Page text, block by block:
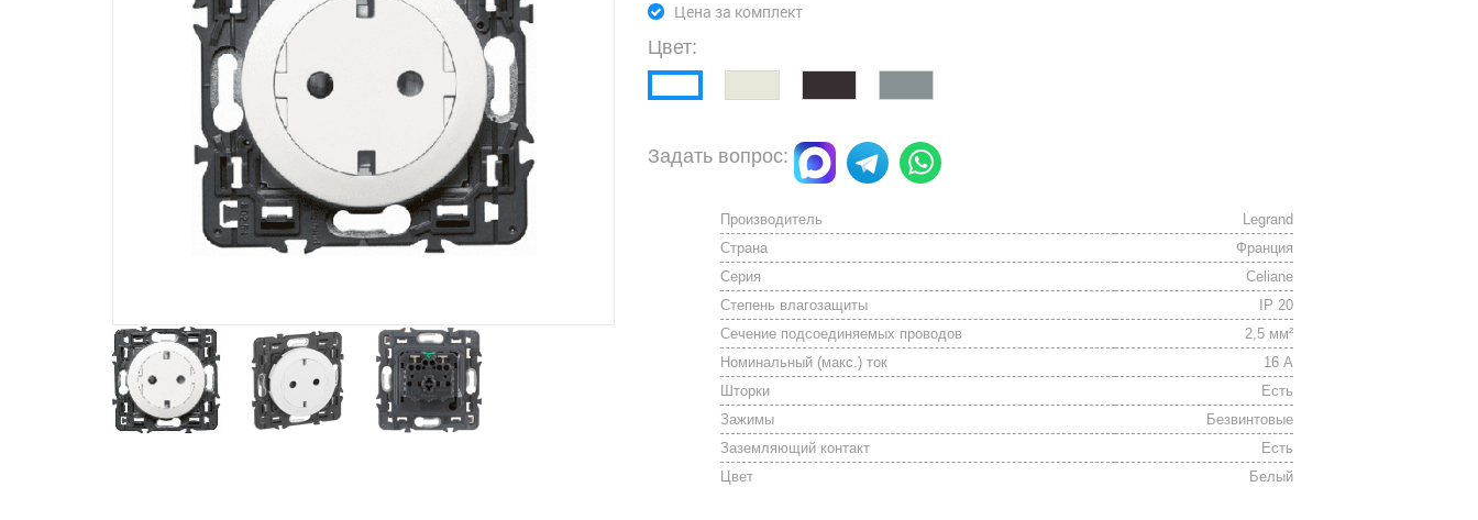
Цена за комплект
Цвет:
Задать вопрос:
Производитель
Legrand
Страна
Франция
Серия
Celiane
Степень влагозащиты
IP 20
Сечение подсоединяемых проводов
2,5 мм²
Номинальный (макс.) ток
16 А
Шторки
Есть
Зажимы
Безвинтовые
Заземляющий контакт
Есть
Цвет
Белый